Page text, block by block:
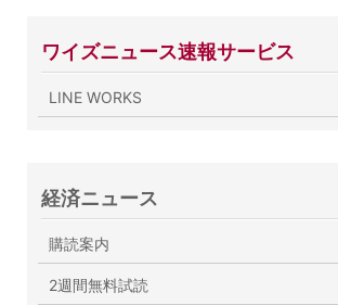
ワイズニュース速報サービス
LINE WORKS
経済ニュース
購読案内
2週間無料試読